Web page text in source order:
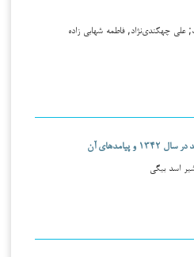
چهکندی‌نژاد, فاطمه شهابی زاده
آن
اسد بیگی